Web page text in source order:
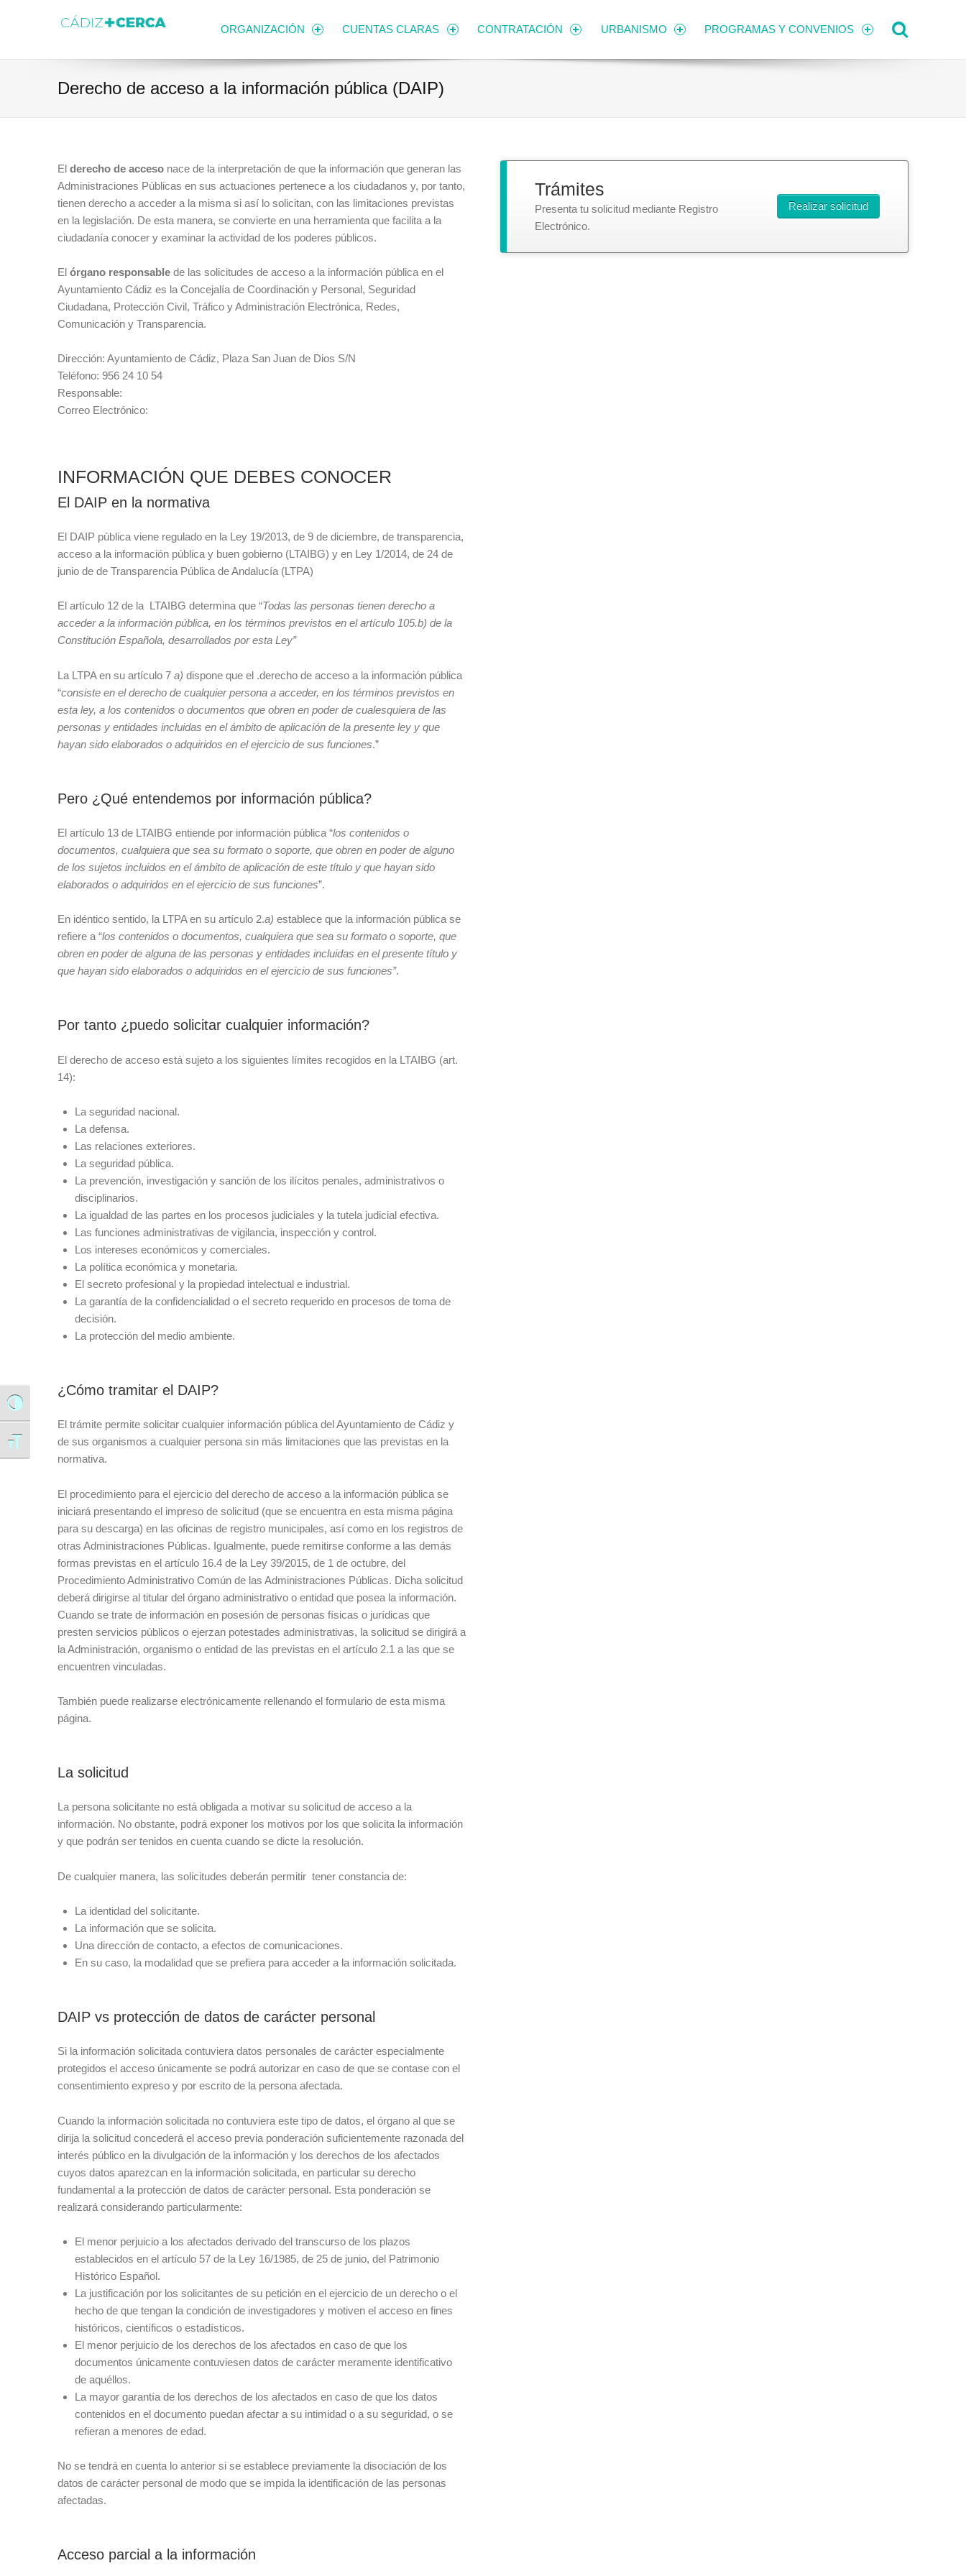
Alternar alto contraste
Alternar tamaño de letra
ORGANIZACIÓN CUENTAS CLARAS CONTRATACIÓN URBANISMO PROGRAMAS Y CONVENIOS
Derecho de acceso a la información pública (DAIP)
El derecho de acceso nace de la interpretación de que la información que generan las
Administraciones Públicas en sus actuaciones pertenece a los ciudadanos y, por tanto,
tienen derecho a acceder a la misma si así lo solicitan, con las limitaciones previstas
en la legislación. De esta manera, se convierte en una herramienta que facilita a la
ciudadanía conocer y examinar la actividad de los poderes públicos.
El órgano responsable de las solicitudes de acceso a la información pública en el
Ayuntamiento Cádiz es la Concejalía de Coordinación y Personal, Seguridad
Ciudadana, Protección Civil, Tráfico y Administración Electrónica, Redes,
Comunicación y Transparencia.
Dirección: Ayuntamiento de Cádiz, Plaza San Juan de Dios S/N
Teléfono: 956 24 10 54
Responsable:
Correo Electrónico:
INFORMACIÓN QUE DEBES CONOCER
El DAIP en la normativa
El DAIP pública viene regulado en la Ley 19/2013, de 9 de diciembre, de transparencia,
acceso a la información pública y buen gobierno (LTAIBG) y en Ley 1/2014, de 24 de
junio de de Transparencia Pública de Andalucía (LTPA)
El artículo 12 de la LTAIBG determina que “Todas las personas tienen derecho a
acceder a la información pública, en los términos previstos en el artículo 105.b) de la
Constitución Española, desarrollados por esta Ley”
La LTPA en su artículo 7 a) dispone que el .derecho de acceso a la información pública
“consiste en el derecho de cualquier persona a acceder, en los términos previstos en
esta ley, a los contenidos o documentos que obren en poder de cualesquiera de las
personas y entidades incluidas en el ámbito de aplicación de la presente ley y que
hayan sido elaborados o adquiridos en el ejercicio de sus funciones.”
Pero ¿Qué entendemos por información pública?
El artículo 13 de LTAIBG entiende por información pública “los contenidos o
documentos, cualquiera que sea su formato o soporte, que obren en poder de alguno
de los sujetos incluidos en el ámbito de aplicación de este título y que hayan sido
elaborados o adquiridos en el ejercicio de sus funciones”.
En idéntico sentido, la LTPA en su artículo 2.a) establece que la información pública se
refiere a “los contenidos o documentos, cualquiera que sea su formato o soporte, que
obren en poder de alguna de las personas y entidades incluidas en el presente título y
que hayan sido elaborados o adquiridos en el ejercicio de sus funciones”.
Por tanto ¿puedo solicitar cualquier información?
El derecho de acceso está sujeto a los siguientes límites recogidos en la LTAIBG (art.
14):
La seguridad nacional.
La defensa.
Las relaciones exteriores.
La seguridad pública.
La prevención, investigación y sanción de los ilícitos penales, administrativos o
disciplinarios.
La igualdad de las partes en los procesos judiciales y la tutela judicial efectiva.
Las funciones administrativas de vigilancia, inspección y control.
Los intereses económicos y comerciales.
La política económica y monetaria.
El secreto profesional y la propiedad intelectual e industrial.
La garantía de la confidencialidad o el secreto requerido en procesos de toma de
decisión.
La protección del medio ambiente.
¿Cómo tramitar el DAIP?
El trámite permite solicitar cualquier información pública del Ayuntamiento de Cádiz y
de sus organismos a cualquier persona sin más limitaciones que las previstas en la
normativa.
El procedimiento para el ejercicio del derecho de acceso a la información pública se
iniciará presentando el impreso de solicitud (que se encuentra en esta misma página
para su descarga) en las oficinas de registro municipales, así como en los registros de
otras Administraciones Públicas. Igualmente, puede remitirse conforme a las demás
formas previstas en el artículo 16.4 de la Ley 39/2015, de 1 de octubre, del
Procedimiento Administrativo Común de las Administraciones Públicas. Dicha solicitud
deberá dirigirse al titular del órgano administrativo o entidad que posea la información.
Cuando se trate de información en posesión de personas físicas o jurídicas que
presten servicios públicos o ejerzan potestades administrativas, la solicitud se dirigirá a
la Administración, organismo o entidad de las previstas en el artículo 2.1 a las que se
encuentren vinculadas.
También puede realizarse electrónicamente rellenando el formulario de esta misma
página.
La solicitud
La persona solicitante no está obligada a motivar su solicitud de acceso a la
información. No obstante, podrá exponer los motivos por los que solicita la información
y que podrán ser tenidos en cuenta cuando se dicte la resolución.
De cualquier manera, las solicitudes deberán permitir tener constancia de:
La identidad del solicitante.
La información que se solicita.
Una dirección de contacto, a efectos de comunicaciones.
En su caso, la modalidad que se prefiera para acceder a la información solicitada.
DAIP vs protección de datos de carácter personal
Si la información solicitada contuviera datos personales de carácter especialmente
protegidos el acceso únicamente se podrá autorizar en caso de que se contase con el
consentimiento expreso y por escrito de la persona afectada.
Cuando la información solicitada no contuviera este tipo de datos, el órgano al que se
dirija la solicitud concederá el acceso previa ponderación suficientemente razonada del
interés público en la divulgación de la información y los derechos de los afectados
cuyos datos aparezcan en la información solicitada, en particular su derecho
fundamental a la protección de datos de carácter personal. Esta ponderación se
realizará considerando particularmente:
El menor perjuicio a los afectados derivado del transcurso de los plazos
establecidos en el artículo 57 de la Ley 16/1985, de 25 de junio, del Patrimonio
Histórico Español.
La justificación por los solicitantes de su petición en el ejercicio de un derecho o el
hecho de que tengan la condición de investigadores y motiven el acceso en fines
históricos, científicos o estadísticos.
El menor perjuicio de los derechos de los afectados en caso de que los
documentos únicamente contuviesen datos de carácter meramente identificativo
de aquéllos.
La mayor garantía de los derechos de los afectados en caso de que los datos
contenidos en el documento puedan afectar a su intimidad o a su seguridad, o se
refieran a menores de edad.
No se tendrá en cuenta lo anterior si se establece previamente la disociación de los
datos de carácter personal de modo que se impida la identificación de las personas
afectadas.
Acceso parcial a la información
Trámites
Presenta tu solicitud mediante Registro
Electrónico.
Realizar solicitud